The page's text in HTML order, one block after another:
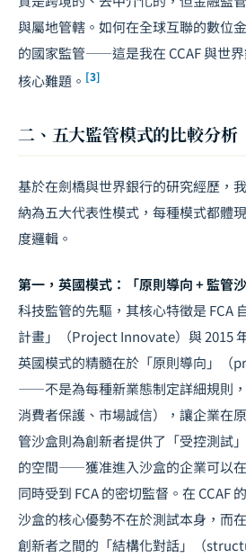
與屬地管轄。如何在全球互聯的數位
的國家監管——這是我在 CCAF 與世
核心難題。 [3]
二、五大監管模式的比較分析
基於在劍橋與世界銀行的研究經歷，
納為五大代表性模式，每種模式都體
度邏輯。
第一，英國模式：「原則導向 + 監管
科技監管的先驅，其核心特徵是 FCA
計畫」（Project Innovate）與 2015
英國模式的精髓在於「原則導向」（
——不是為每種新業態制定詳細規則
消費者保護、市場誠信），讓企業在
管沙盒則為創新者提供了「受控測試
的空間——獲准進入沙盒的企業可以在
同時受到 FCA 的密切監督。在 CCAF
沙盒的核心優勢不在於測試本身，而
創新者之間的「結構化對話」（